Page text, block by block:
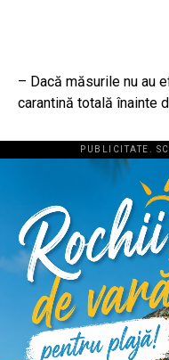
– Dacă măsurile nu au
carantină totală înainte
PUBLICITATE.